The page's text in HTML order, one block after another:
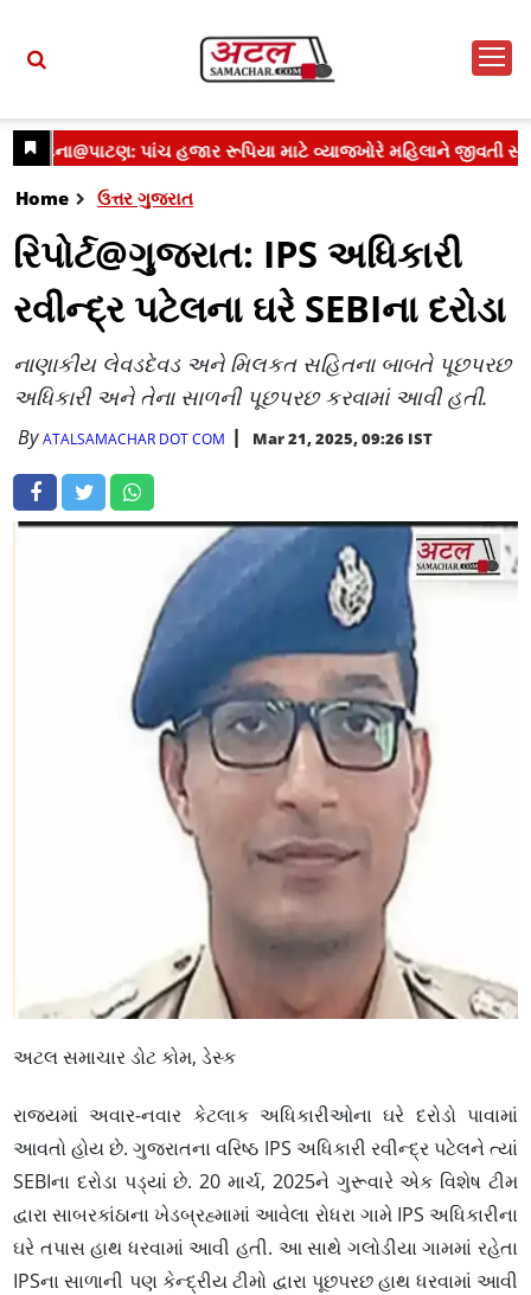
Home ઉત્તર ગુજરાત
રિપોર્ટ@ગુજરાત: IPS અધિકારી
રવીન્દ્ર પટેલના ઘરે SEBIના દરોડા
નાણાકીય લેવડદેવડ અને મિલકત સહિતના બાબતે પૂછપરછ
અધિકારી અને તેના સાળની પૂછપરછ કરવામાં આવી હતી.
ByATALSAMACHAR DOT COM Mar 21, 2025, 09:26 IST
અટલ સમાચાર ડોટ કોમ, ડેસ્ક
રાજ્યમાં અવાર-નવાર કેટલાક અધિકારીઓના ઘરે દરોડો પાવામાં
આવતો હોય છે. ગુજરાતના વરિષ્ઠ IPS અધિકારી રવીન્દ્ર પટેલને ત્યાં
SEBIના દરોડા પડ્યાં છે. 20 માર્ચ, 2025ને ગુરૂવારે એક વિશેષ ટીમ
દ્વારા સાબરકાંઠાના ખેડબ્રહ્મામાં આવેલા રોધરા ગામે IPS અધિકારીના
ઘરે તપાસ હાથ ધરવામાં આવી હતી. આ સાથે ગલોડીયા ગામમાં રહેતા
IPSના સાળાની પણ કેન્દ્રીય ટીમો દ્વારા પૂછપરછ હાથ ધરવામાં આવી